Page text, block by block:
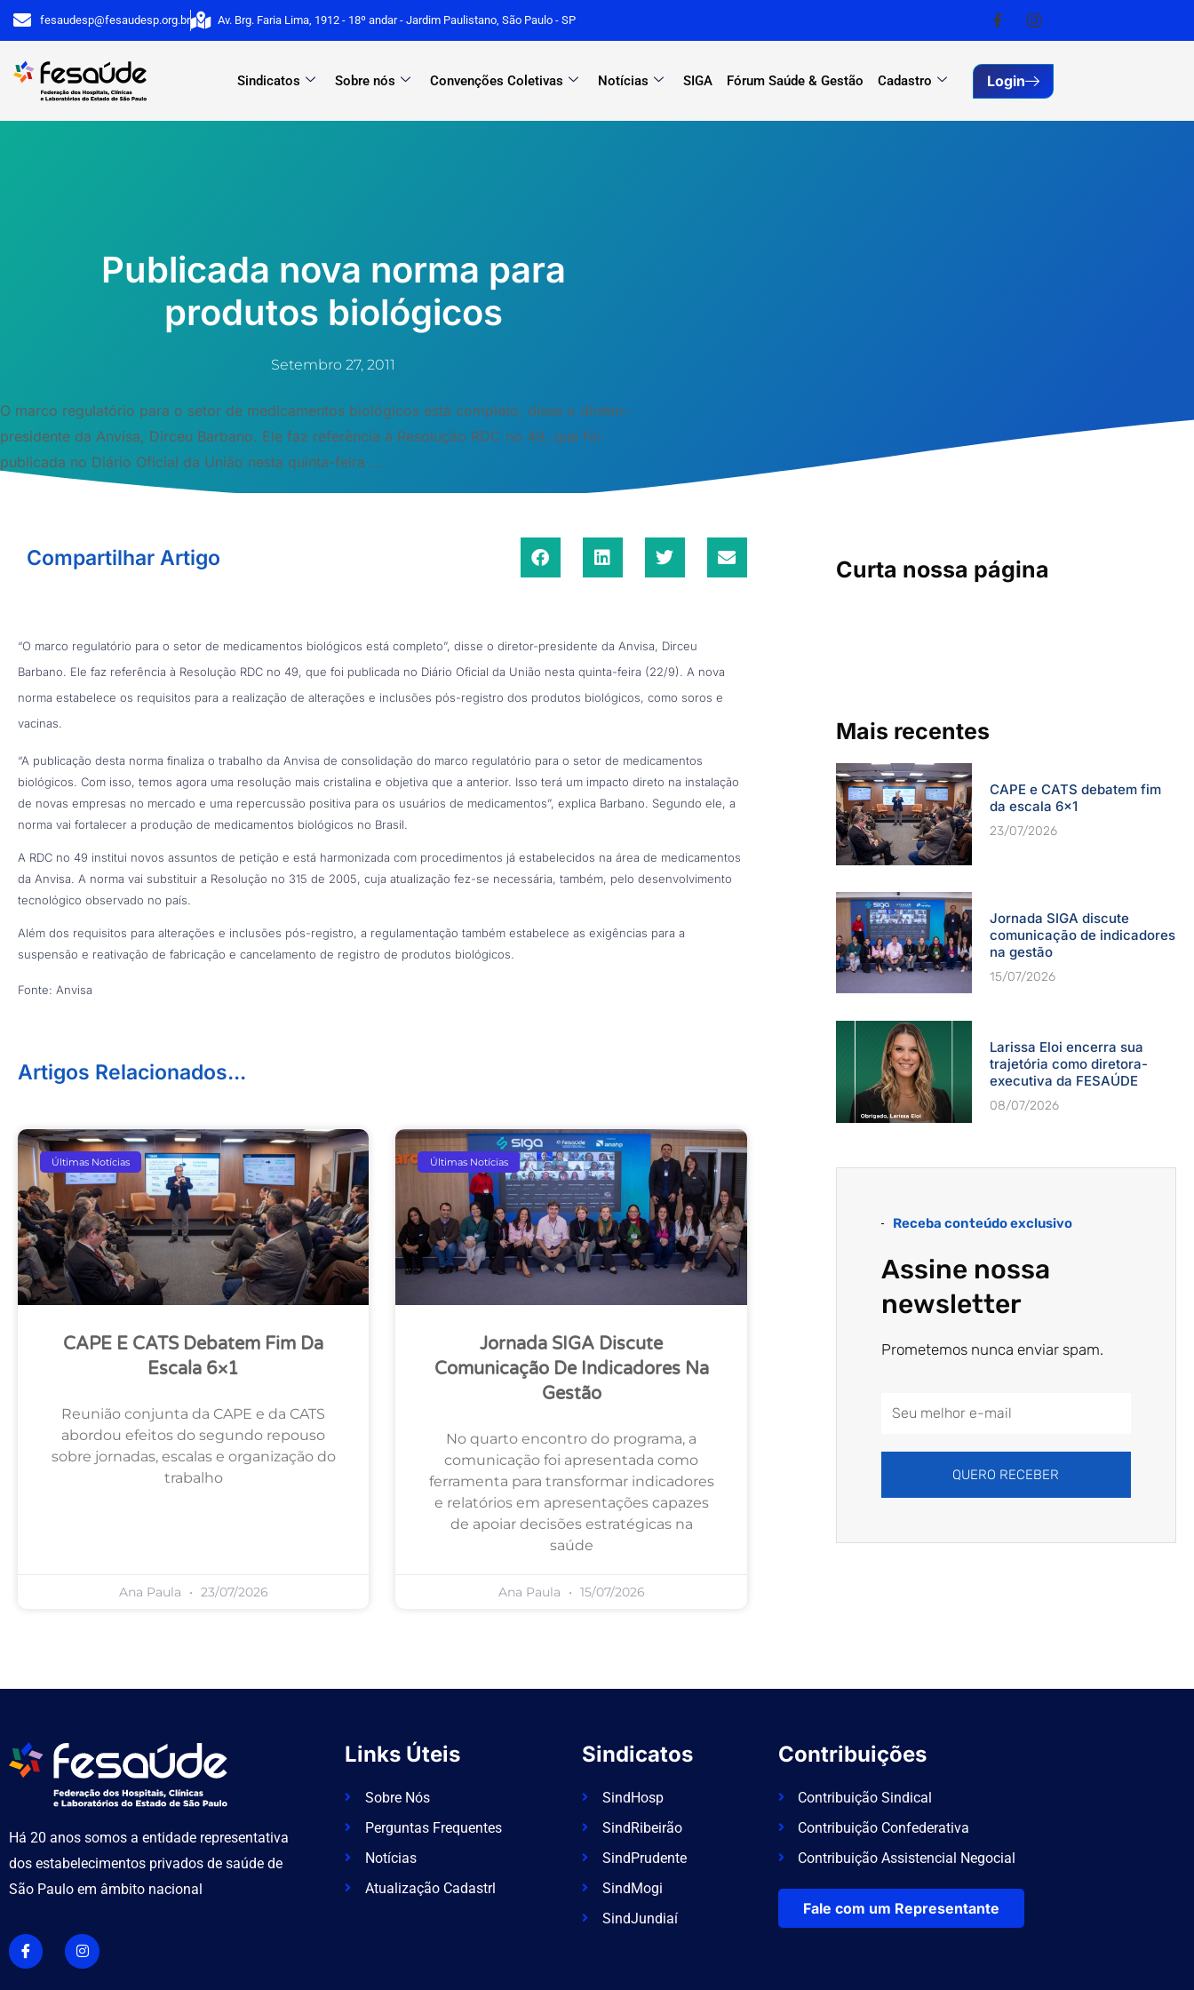
para
conteúdo
fesaudesp@fesaudesp.org.br Av. Brg. Faria Lima, 1912 - 18º andar - Jardim Paulistano, São Paulo - SP
Sindicatos Sobre nós Convenções Coletivas Notícias SIGA Fórum Saúde & Gestão Cadastro Login
Publicada nova norma para
produtos biológicos
Setembro 27, 2011
O marco regulatório para o setor de medicamentos biológicos está completo, disse o diretor-
presidente da Anvisa, Dirceu Barbano. Ele faz referência à Resolução RDC no 49, que foi
publicada no Diário Oficial da União nesta quinta-feira ...
Compartilhar Artigo
“O marco regulatório para o setor de medicamentos biológicos está completo”, disse o diretor-presidente da Anvisa, Dirceu
Barbano. Ele faz referência à Resolução RDC no 49, que foi publicada no Diário Oficial da União nesta quinta-feira (22/9). A nova
norma estabelece os requisitos para a realização de alterações e inclusões pós-registro dos produtos biológicos, como soros e
vacinas.
“A publicação desta norma finaliza o trabalho da Anvisa de consolidação do marco regulatório para o setor de medicamentos
biológicos. Com isso, temos agora uma resolução mais cristalina e objetiva que a anterior. Isso terá um impacto direto na instalação
de novas empresas no mercado e uma repercussão positiva para os usuários de medicamentos”, explica Barbano. Segundo ele, a
norma vai fortalecer a produção de medicamentos biológicos no Brasil.
A RDC no 49 institui novos assuntos de petição e está harmonizada com procedimentos já estabelecidos na área de medicamentos
da Anvisa. A norma vai substituir a Resolução no 315 de 2005, cuja atualização fez-se necessária, também, pelo desenvolvimento
tecnológico observado no país.
Além dos requisitos para alterações e inclusões pós-registro, a regulamentação também estabelece as exigências para a
suspensão e reativação de fabricação e cancelamento de registro de produtos biológicos.
Fonte: Anvisa
Artigos Relacionados...
Últimas Notícias
CAPE E CATS Debatem Fim Da
Escala 6×1
Reunião conjunta da CAPE e da CATS
abordou efeitos do segundo repouso
sobre jornadas, escalas e organização do
trabalho
Ana Paula 23/07/2026
Últimas Notícias
Jornada SIGA Discute
Comunicação De Indicadores Na
Gestão
No quarto encontro do programa, a
comunicação foi apresentada como
ferramenta para transformar indicadores
e relatórios em apresentações capazes
de apoiar decisões estratégicas na
saúde
Ana Paula 15/07/2026
Curta nossa página
Mais recentes
CAPE e CATS debatem fim
da escala 6×1
23/07/2026
Jornada SIGA discute
comunicação de indicadores
na gestão
15/07/2026
Larissa Eloi encerra sua
trajetória como diretora-
executiva da FESAÚDE
08/07/2026
Receba conteúdo exclusivo
Assine nossa
newsletter
Prometemos nunca enviar spam.
Email
QUERO RECEBER
Há 20 anos somos a entidade representativa
dos estabelecimentos privados de saúde de
São Paulo em âmbito nacional
I
c
o
I
n
s
Links Úteis
Sobre Nós
Perguntas Frequentes
Notícias
Atualização Cadastrl
Sindicatos
SindHosp
SindRibeirão
SindPrudente
SindMogi
SindJundiaí
Contribuições
Contribuição Sindical
Contribuição Confederativa
Contribuição Assistencial Negocial
Fale com um Representante